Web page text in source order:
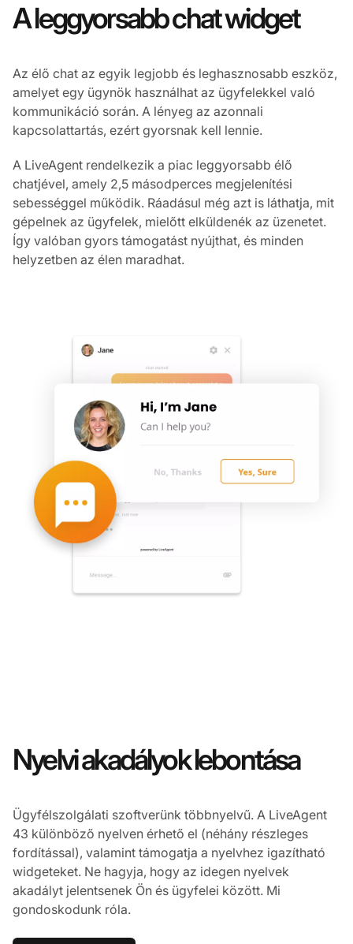
A leggyorsabb chat widget
Az élő chat az egyik legjobb és leghasznosabb eszköz,
amelyet egy ügynök használhat az ügyfelekkel való
kommunikáció során. A lényeg az azonnali
kapcsolattartás, ezért gyorsnak kell lennie.
A LiveAgent rendelkezik a piac leggyorsabb élő
chatjével, amely 2,5 másodperces megjelenítési
sebességgel működik. Ráadásul még azt is láthatja, mit
gépelnek az ügyfelek, mielőtt elküldenék az üzenetet.
Így valóban gyors támogatást nyújthat, és minden
helyzetben az élen maradhat.
Nyelvi akadályok lebontása
Ügyfélszolgálati szoftverünk többnyelvű. A LiveAgent
43 különböző nyelven érhető el (néhány részleges
fordítással), valamint támogatja a nyelvhez igazítható
widgeteket. Ne hagyja, hogy az idegen nyelvek
akadályt jelentsenek Ön és ügyfelei között. Mi
gondoskodunk róla.